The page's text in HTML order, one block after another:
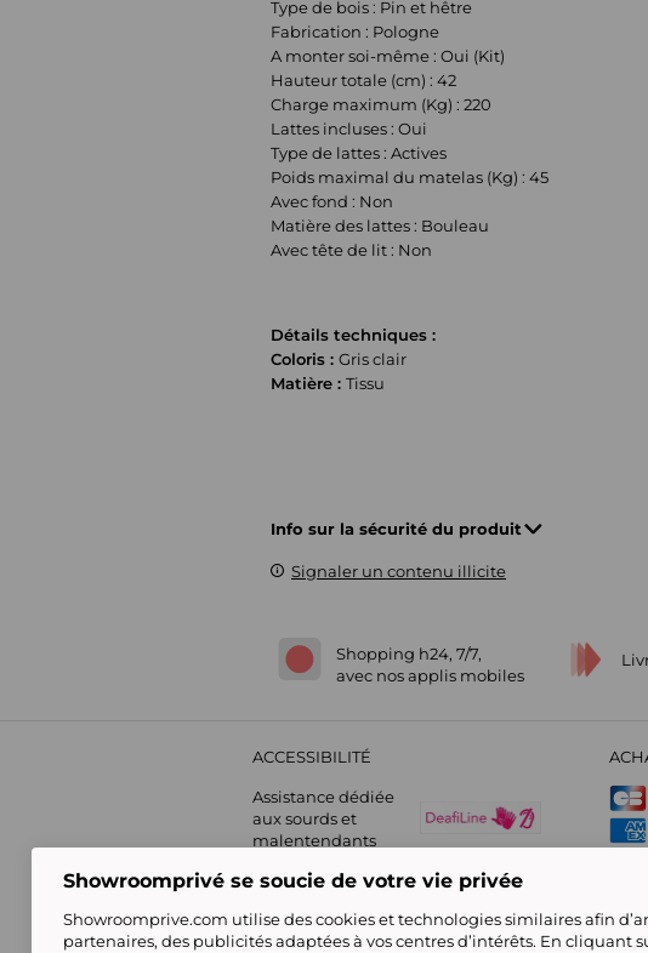
Type de bois : Pin et hêtre
Fabrication : Pologne
A monter soi-même : Oui (Kit)
Hauteur totale (cm) : 42
Charge maximum (Kg) : 220
Lattes incluses : Oui
Type de lattes : Actives
Poids maximal du matelas (Kg) : 45
Avec fond : Non
Matière des lattes : Bouleau
Avec tête de lit : Non
Détails techniques :
Coloris :Gris clair
Matière :Tissu
Info sur la sécurité du produit
Signaler un contenu illicite
Shopping h24, 7/7,
avec nos applis mobiles
ACCESSIBILITÉ
Assistance dédiée
aux sourds et
malentendants
Showroomprivé se soucie de votre vie privée
Showroomprive.com utilise des cookies et technologies similaires afin
partenaires, des publicités adaptées à vos centres d’intérêts. En cliquant